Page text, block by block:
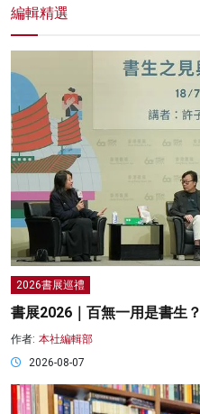
編輯精選
2026書展巡禮
書展2026｜百無一用是書生？
作者: 本社編輯部
2026-08-07